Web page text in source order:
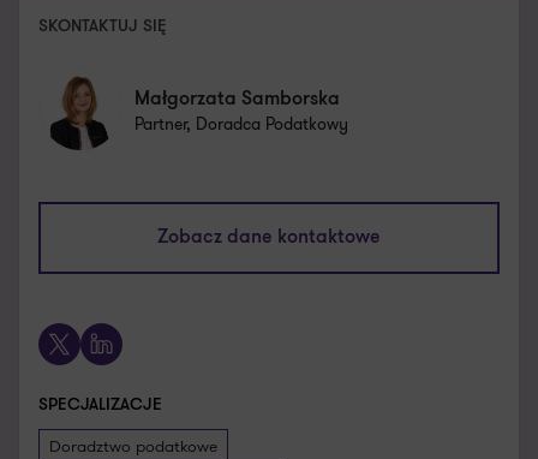
SKONTAKTUJ SIĘ
Małgorzata Samborska
Partner, Doradca Podatkowy
Zobacz dane kontaktowe
malgorzata.samborska@pl.gt.com
+48 661 538 580
Umów spotkanie
X LinkedIn
SPECJALIZACJE
Doradztwo podatkowe